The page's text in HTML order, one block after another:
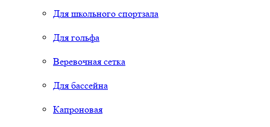
Для школьного спортзала
Для гольфа
Веревочная сетка
Для бассейна
Капроновая